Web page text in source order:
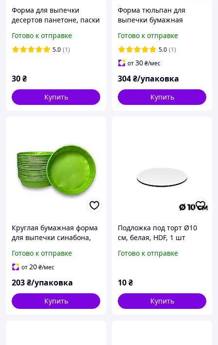
Форма для выпечки
десертов панетоне, паски
Ø150мм, высота 100мм
темно-коричневая с
Готово к отправке
5.0 (1)
30₴
Купить
Форма тюльпан для
выпечки бумажная
м2 / 160 шт/уп для
маффинов, кексов,
капкейков
Готово к отправке
5.0 (1)
от30₴/мес
304₴/упаковка
Купить
Круглая бумажная форма
для выпечки синабона,
90мм / высота 20мм /
зелёная / упаковка 100
Готово к отправке
от20₴/мес
203₴/упаковка
Купить
Подложка под торт Ø10
см, белая, HDF, 1 шт
Готово к отправке
10₴
Купить